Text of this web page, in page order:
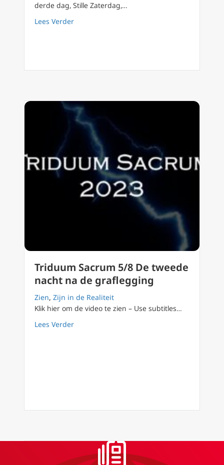
derde dag, Stille Zaterdag,…
Lees Verderabout Triduum Sacrum 6/8 Stille Zaterdag
Triduum Sacrum 5/8 De tweede
nacht na de graflegging
Zien, Zijn in de Realiteit
Klik hier om de video te zien – Use subtitles…
Lees Verderabout Triduum Sacrum 5/8 De tweede